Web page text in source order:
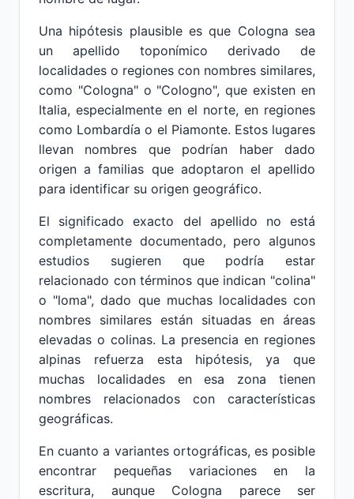
Una hipótesis plausible es que Cologna sea
un apellido toponímico derivado de
localidades o regiones con nombres similares,
como "Cologna" o "Cologno", que existen en
Italia, especialmente en el norte, en regiones
como Lombardía o el Piamonte. Estos lugares
llevan nombres que podrían haber dado
origen a familias que adoptaron el apellido
para identificar su origen geográfico.
El significado exacto del apellido no está
completamente documentado, pero algunos
estudios sugieren que podría estar
relacionado con términos que indican "colina"
o "loma", dado que muchas localidades con
nombres similares están situadas en áreas
elevadas o colinas. La presencia en regiones
alpinas refuerza esta hipótesis, ya que
muchas localidades en esa zona tienen
nombres relacionados con características
geográficas.
En cuanto a variantes ortográficas, es posible
encontrar pequeñas variaciones en la
escritura, aunque Cologna parece ser